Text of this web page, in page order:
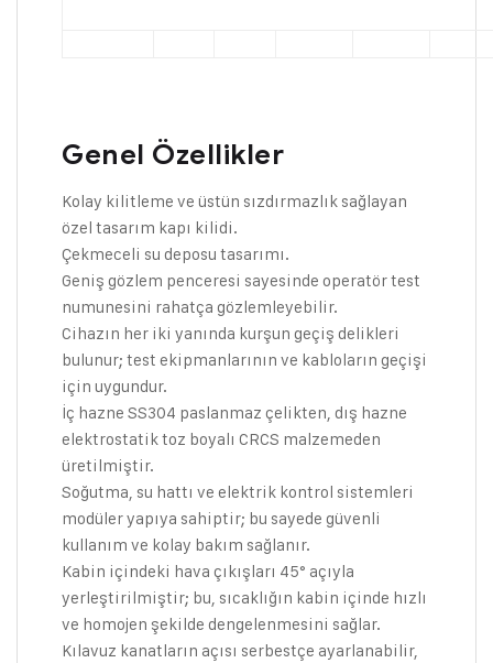
Genel Özellikler
Kolay kilitleme ve üstün sızdırmazlık sağlayan
özel tasarım kapı kilidi.
Çekmeceli su deposu tasarımı.
Geniş gözlem penceresi sayesinde operatör test
numunesini rahatça gözlemleyebilir.
Cihazın her iki yanında kurşun geçiş delikleri
bulunur; test ekipmanlarının ve kabloların geçişi
için uygundur.
İç hazne SS304 paslanmaz çelikten, dış hazne
elektrostatik toz boyalı CRCS malzemeden
üretilmiştir.
Soğutma, su hattı ve elektrik kontrol sistemleri
modüler yapıya sahiptir; bu sayede güvenli
kullanım ve kolay bakım sağlanır.
Kabin içindeki hava çıkışları 45° açıyla
yerleştirilmiştir; bu, sıcaklığın kabin içinde hızlı
ve homojen şekilde dengelenmesini sağlar.
Kılavuz kanatların açısı serbestçe ayarlanabilir,